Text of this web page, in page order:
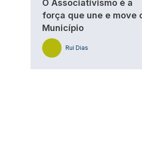
O Associativismo é a
força que une e move
Município
Rui Dias